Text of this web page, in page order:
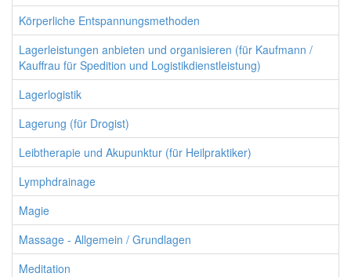
Körperliche Entspannungsmethoden
Lagerleistungen anbieten und organisieren (für Kaufmann /
Kauffrau für Spedition und Logistikdienstleistung)
Lagerlogistik
Lagerung (für Drogist)
Leibtherapie und Akupunktur (für Heilpraktiker)
Lymphdrainage
Magie
Massage - Allgemein / Grundlagen
Meditation